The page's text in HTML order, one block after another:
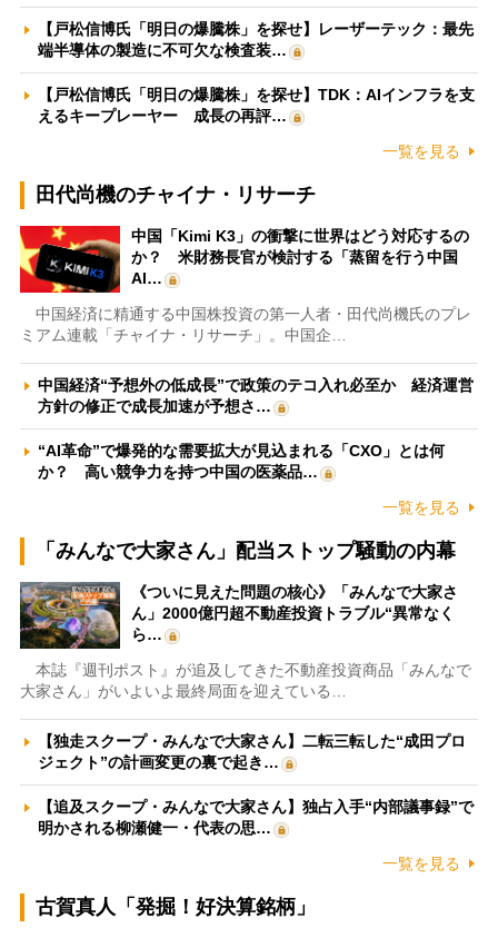
【戸松信博氏「明日の爆騰株」を探せ】レーザーテック：最先
端半導体の製造に不可欠な検査装…
【戸松信博氏「明日の爆騰株」を探せ】TDK：AIインフラを支
えるキープレーヤー 成長の再評…
一覧を見る
田代尚機のチャイナ・リサーチ
中国「Kimi K3」の衝撃に世界はどう対応するの
か？ 米財務長官が検討する「蒸留を行う中国
AI…
中国経済に精通する中国株投資の第一人者・田代尚機氏のプレ
ミアム連載「チャイナ・リサーチ」。中国企…
中国経済“予想外の低成長”で政策のテコ入れ必至か 経済運営
方針の修正で成長加速が予想さ…
“AI革命”で爆発的な需要拡大が見込まれる「CXO」とは何
か？ 高い競争力を持つ中国の医薬品…
一覧を見る
「みんなで大家さん」配当ストップ騒動の内幕
《ついに見えた問題の核心》「みんなで大家さ
ん」2000億円超不動産投資トラブル“異常なく
ら…
本誌『週刊ポスト』が追及してきた不動産投資商品「みんなで
大家さん」がいよいよ最終局面を迎えている…
【独走スクープ・みんなで大家さん】二転三転した“成田プロ
ジェクト”の計画変更の裏で起き…
【追及スクープ・みんなで大家さん】独占入手“内部議事録”で
明かされる柳瀬健一・代表の思…
一覧を見る
古賀真人「発掘！好決算銘柄」